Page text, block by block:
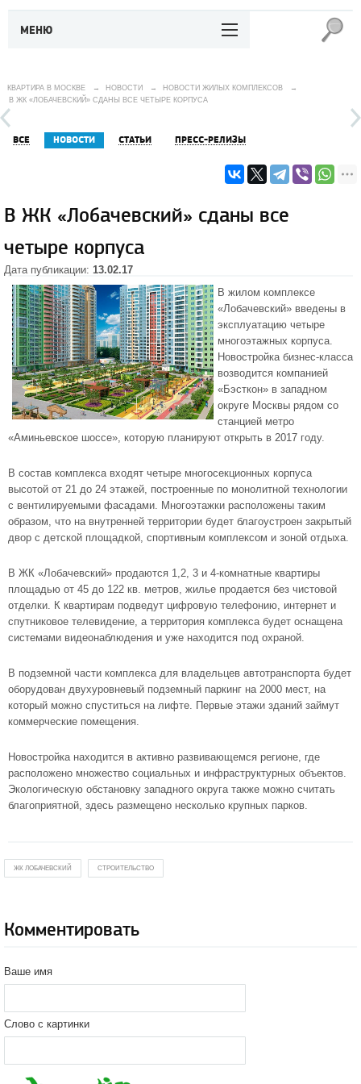
МЕНЮ
КВАРТИРА В МОСКВЕ → НОВОСТИ → НОВОСТИ ЖИЛЫХ КОМПЛЕКСОВ
→
В ЖК «ЛОБАЧЕВСКИЙ» СДАНЫ ВСЕ ЧЕТЫРЕ КОРПУСА
ВСЕ НОВОСТИ СТАТЬИ ПРЕСС-РЕЛИЗЫ
В ЖК «Лобачевский» сданы все
четыре корпуса
Дата публикации: 13.02.17
В жилом комплексе
«Лобачевский» введены в
эксплуатацию четыре
многоэтажных корпуса.
Новостройка бизнес-класса
возводится компанией
«Бэсткон» в западном
округе Москвы рядом со
станцией метро
«Аминьевское шоссе», которую планируют открыть в 2017 году.
В состав комплекса входят четыре многосекционных корпуса
высотой от 21 до 24 этажей, построенные по монолитной технологии
с вентилируемыми фасадами. Многоэтажки расположены таким
образом, что на внутренней территории будет благоустроен закрытый
двор с детской площадкой, спортивным комплексом и зоной отдыха.
В ЖК «Лобачевский» продаются 1,2, 3 и 4-комнатные квартиры
площадью от 45 до 122 кв. метров, жилье продается без чистовой
отделки. К квартирам подведут цифровую телефонию, интернет и
спутниковое телевидение, а территория комплекса будет оснащена
системами видеонаблюдения и уже находится под охраной.
В подземной части комплекса для владельцев автотранспорта будет
оборудован двухуровневый подземный паркинг на 2000 мест, на
который можно спуститься на лифте. Первые этажи зданий займут
коммерческие помещения.
Новостройка находится в активно развивающемся регионе, где
расположено множество социальных и инфраструктурных объектов.
Экологическую обстановку западного округа также можно считать
благоприятной, здесь размещено несколько крупных парков.
ЖК ЛОБАЧЕВСКИЙ СТРОИТЕЛЬСТВО
Комментировать
Ваше имя
Слово с картинки